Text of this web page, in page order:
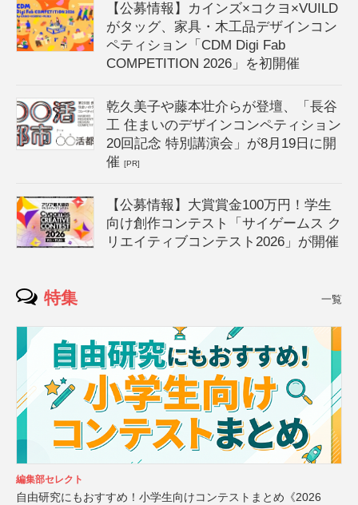
【公募情報】カインズ×コクヨ×VUILD
がタッグ、家具・木工品デザインコン
ペティション「CDM Digi Fab
COMPETITION 2026」を初開催
乾久美子や藤本壮介らが登壇、「長谷
工 住まいのデザインコンペティション
20回記念 特別講演会」が8月19日に開
催[PR]
【公募情報】大賞賞金100万円！学生
向け創作コンテスト「サイゲームス ク
リエイティブコンテスト2026」が開催
特集 一覧
編集部セレクト
自由研究にもおすすめ！小学生向けコンテストまとめ《2026